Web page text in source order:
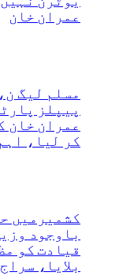
عمران خان
مسلم لیگ
پیپلز
عمران خان
کر لیا،
کشمیرمیں
باوجود
قیادت کو
بلایا،